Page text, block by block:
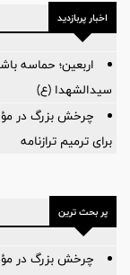
اخبار پربازدید
اربعین؛ حماسه
سیدالشهدا (ع)
برای ترمیم ترازنامه
پر بحث ترین